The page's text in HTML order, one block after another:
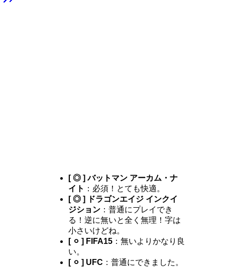
[ ◎ ] バットマン アーカム・ナ
イト ：必須！とても快適。
[ ◎ ] ドラゴンエイジ インクイ
ジション ：普通にプレイでき
る！逆に無いと全く無理！字は
小さいけどね。
[ ⚪︎ ] FIFA15 ：無いよりかなり良
い。
[ ⚪︎ ] UFC ：普通にできました。